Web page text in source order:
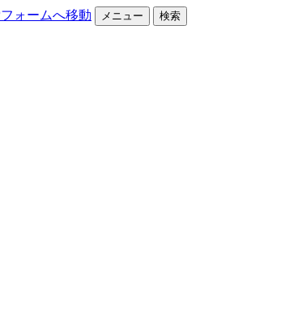
ォームへ移動 メニュー 検索